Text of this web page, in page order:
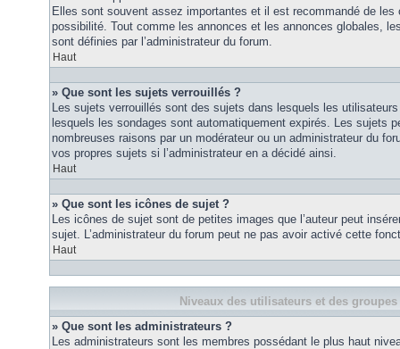
Elles sont souvent assez importantes et il est recommandé de
possibilité. Tout comme les annonces et les annonces globales,
sont définies par l’administrateur du forum.
Haut
» Que sont les sujets verrouillés ?
Les sujets verrouillés sont des sujets dans lesquels les
lesquels les sondages sont automatiquement expirés. Les sujets
nombreuses raisons par un modérateur ou un administrateur du
vos propres sujets si l’administrateur en a décidé ainsi.
Haut
» Que sont les icônes de sujet ?
Les icônes de sujet sont de petites images que l’auteur peut
sujet. L’administrateur du forum peut ne pas avoir activé cette
Haut
Niveaux des utilisateurs et des
» Que sont les administrateurs ?
Les administrateurs sont les membres possédant le plus haut